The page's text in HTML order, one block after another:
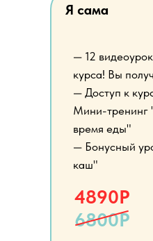
— 12
курса! Вы
— Доступ к
Мини-тренинг
время еды"
— Бонусный
каш"
6800Р
Я сама
4890Р